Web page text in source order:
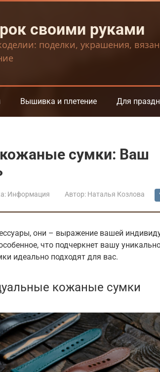
своими руками
поделки, украшения,
Вышивка и плетение Для
сумки: Ваш
Информация Автор: Наталья Козлова
они – выражение вашей
что подчеркнет вашу
идеально подходят для вас.
кожаные сумки